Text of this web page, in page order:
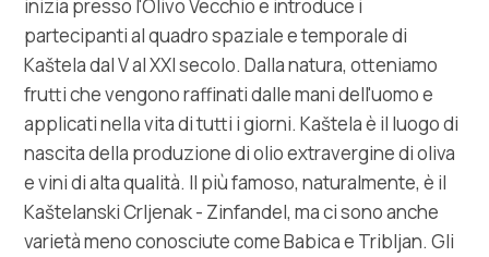
inizia presso l'Olivo Vecchio e introduce i
partecipanti al quadro spaziale e temporale di
Kaštela dal V al XXI secolo. Dalla natura, otteniamo
frutti che vengono raffinati dalle mani dell'uomo e
applicati nella vita di tutti i giorni. Kaštela è il luogo di
nascita della produzione di olio extravergine di oliva
e vini di alta qualità. Il più famoso, naturalmente, è il
Kaštelanski Crljenak - Zinfandel, ma ci sono anche
varietà meno conosciute come Babica e Tribljan. Gli